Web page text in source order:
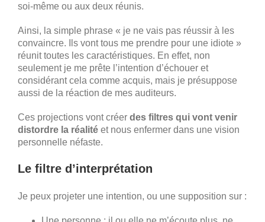
soi-même ou aux deux réunis.
Ainsi, la simple phrase « je ne vais pas réussir à les
convaincre. Ils vont tous me prendre pour une idiote »
réunit toutes les caractéristiques. En effet, non
seulement je me prête l’intention d’échouer et
considérant cela comme acquis, mais je présuppose
aussi de la réaction de mes auditeurs.
Ces projections vont créer des filtres qui vont venir
distordre la réalité et nous enfermer dans une vision
personnelle néfaste.
Le filtre d’interprétation
Je peux projeter une intention, ou une supposition sur :